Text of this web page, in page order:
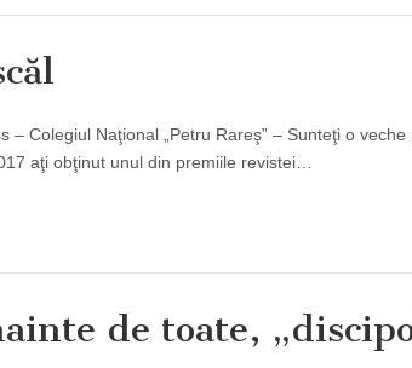
– Colegiul Naţional „Petru Rareş” – Sunteţi o
aţi obţinut unul din premiile revistei…
de toate,